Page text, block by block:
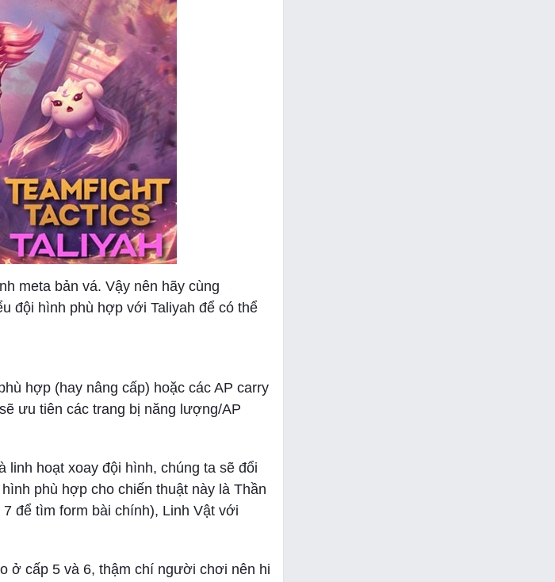
meta bản vá. Vậy nên hãy cùng
đội hình phù hợp với Taliyah để có thể
hợp (hay nâng cấp) hoặc các AP carry
ưu tiên các trang bị năng lượng/AP
linh hoạt xoay đội hình, chúng ta sẽ đổi
phù hợp cho chiến thuật này là Thần
để tìm form bài chính), Linh Vật với
ở cấp 5 và 6, thậm chí người chơi nên hi